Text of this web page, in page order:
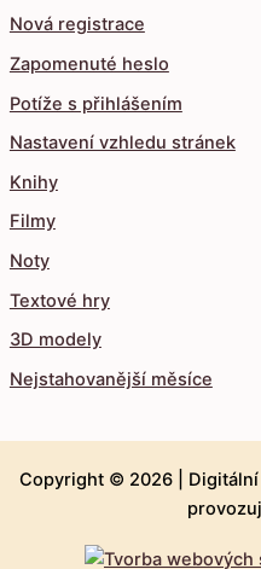
Nová registrace
Zapomenuté heslo
Potíže s přihlášením
Nastavení vzhledu stránek
Knihy
Filmy
Noty
Textové hry
3D modely
Nejstahovanější měsíce
Copyright © 2026 |